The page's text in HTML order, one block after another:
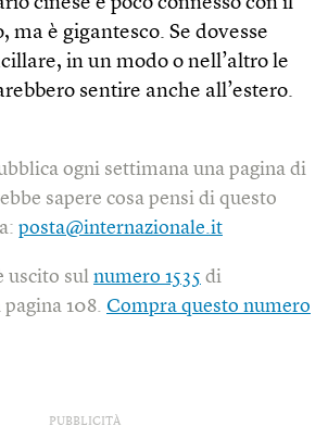
ma è gigantesco. Se dovesse
in un modo o nell’altro le
sentire anche all’estero.
ogni settimana una pagina di
sapere cosa pensi di questo
posta@internazionale.it
uscito sul numero 1535 di
108. Compra questo numero
PUBBLICITÀ